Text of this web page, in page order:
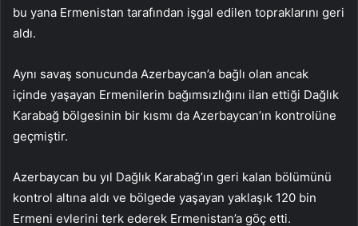
bu yana Ermenistan tarafından işgal edilen topraklarını geri
aldı.
Aynı savaş sonucunda Azerbaycan’a bağlı olan ancak
içinde yaşayan Ermenilerin bağımsızlığını ilan ettiği Dağlık
Karabağ bölgesinin bir kısmı da Azerbaycan’ın kontrolüne
geçmiştir.
Azerbaycan bu yıl Dağlık Karabağ’ın geri kalan bölümünü
kontrol altına aldı ve bölgede yaşayan yaklaşık 120 bin
Ermeni evlerini terk ederek Ermenistan’a göç etti.